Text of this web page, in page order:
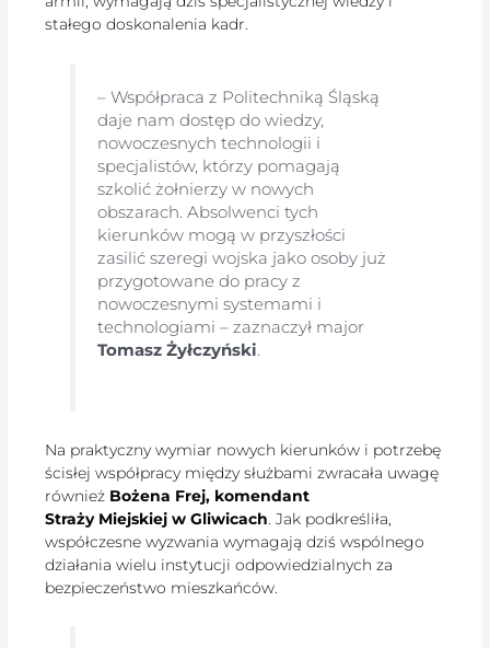
stałego doskonalenia kadr.
– Współpraca z Politechniką Śląską
daje nam dostęp do wiedzy,
nowoczesnych technologii i
specjalistów, którzy pomagają
szkolić żołnierzy w nowych
obszarach. Absolwenci tych
kierunków mogą w przyszłości
zasilić szeregi wojska jako osoby już
przygotowane do pracy z
nowoczesnymi systemami i
technologiami – zaznaczył major
Tomasz Żyłczyński
Na praktyczny wymiar nowych kierunków i potrzebę
ścisłej współpracy między służbami zwracała uwagę
również Bożena Frej, komendant
Straży Miejskiej w Gliwicach. Jak podkreśliła,
współczesne wyzwania wymagają dziś wspólnego
działania wielu instytucji odpowiedzialnych za
bezpieczeństwo mieszkańców.